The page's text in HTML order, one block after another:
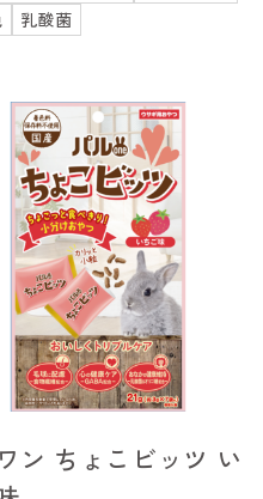
乳酸菌
ン ちょこビッツ い